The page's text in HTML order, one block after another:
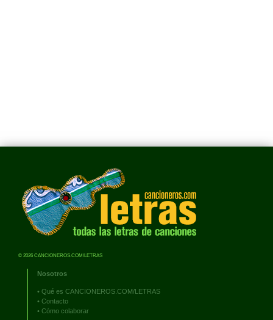
© 2026 CANCIONEROS.COM/LETRAS
Nosotros
• Qué es CANCIONEROS.COM/LETRAS
• Contacto
• Cómo colaborar